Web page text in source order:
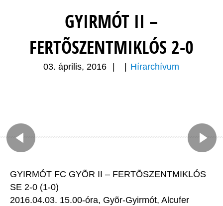
GYIRMÓT II –
FERTÕSZENTMIKLÓS 2-0
03. április, 2016 Hírarchívum
GYIRMÓT FC GYÕR II – FERTÕSZENTMIKLÓS
SE 2-0 (1-0)
2016.04.03. 15.00-óra, Gyõr-Gyirmót, Alcufer